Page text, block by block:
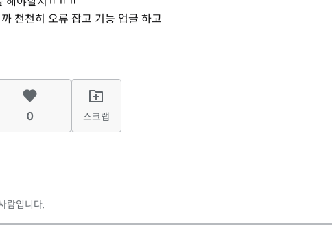
천천히 오류 잡고 기능 업글 하고
0 스크랩
람입니다.